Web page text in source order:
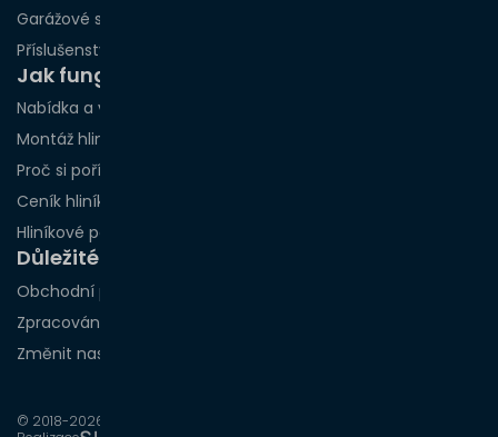
Garážové stání
Příslušenství
Jak funguje spolupráce?
Nabídka a vizualizace
Montáž hliníkových pergol podle měst
Proč si pořídit hliníkovou pergolu právě teď?
Ceník hliníkových pergol
Hliníkové pergoly na míru
Důležité odkazy
Obchodní podmínky
Zpracování osobních údajů
Změnit nastavení cookies
© 2018-2026 | Atiko.cz | Všechna práva vyhrazena